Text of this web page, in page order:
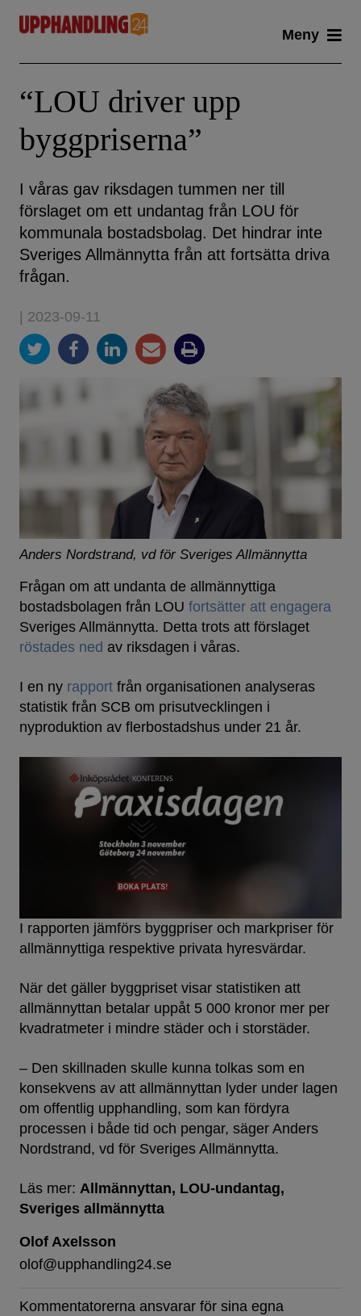
content
Meny
“LOU driver upp
byggpriserna”
I våras gav riksdagen tummen ner till
förslaget om ett undantag från LOU för
kommunala bostadsbolag. Det hindrar inte
Sveriges Allmännytta från att fortsätta driva
frågan.
| 2023-09-11
Anders Nordstrand, vd för Sveriges Allmännytta
Frågan om att undanta de allmännyttiga
bostadsbolagen från LOU fortsätter att engagera
Sveriges Allmännytta. Detta trots att förslaget
röstades ned av riksdagen i våras.
I en ny rapport från organisationen analyseras
statistik från SCB om prisutvecklingen i
nyproduktion av flerbostadshus under 21 ​år.
I rapporten jämförs byggpriser och markpriser för
allmännyttiga respektive privata hyresvärdar.
När det gäller byggpriset visar statistiken att
allmännyttan betalar uppåt 5 000 kronor mer per
kvadratmeter i mindre städer och i storstäder.
– Den skillnaden skulle kunna tolkas som en
konsekvens av att allmännyttan lyder under lagen
om offentlig upphandling, som kan fördyra
processen i både tid och pengar, säger Anders
Nordstrand, vd för Sveriges Allmännytta.
Läs mer: Allmännyttan LOU-undantag
Sveriges allmännytta
Olof Axelsson
olof@upphandling24.se
Kommentatorerna ansvarar för sina egna